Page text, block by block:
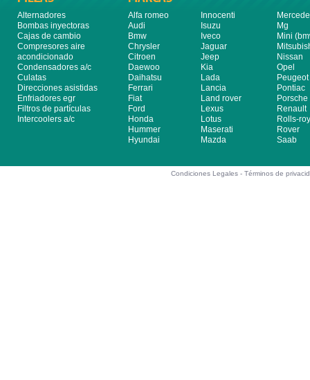
Alternadores
Bombas inyectoras
Cajas de cambio
Compresores aire
acondicionado
Condensadores a/c
Culatas
Direcciones asistidas
Enfriadores egr
Filtros de partículas
Intercoolers a/c
Alfa romeo
Audi
Bmw
Chrysler
Citroen
Daewoo
Daihatsu
Ferrari
Fiat
Ford
Honda
Hummer
Hyundai
Innocenti
Isuzu
Iveco
Jaguar
Jeep
Kia
Lada
Lancia
Land rover
Lexus
Lotus
Maserati
Mazda
Mg
Mini
Nissan
Opel
Peugeot
Pontiac
Porsche
Renault
Rolls-
Rover
Saab
Condiciones Legales -Términos de